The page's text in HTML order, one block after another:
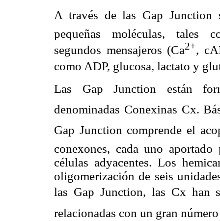
A través de las Gap
pequeñas moléculas, tales
segundos mensajeros (Ca2+,
como ADP, glucosa, lactato y
Las Gap Junction están
denominadas Conexinas Cx.
Gap Junction comprende el
conexones, cada uno
células adyacentes. Los
oligomerización de seis
las Gap Junction, las Cx
relacionadas con un gran